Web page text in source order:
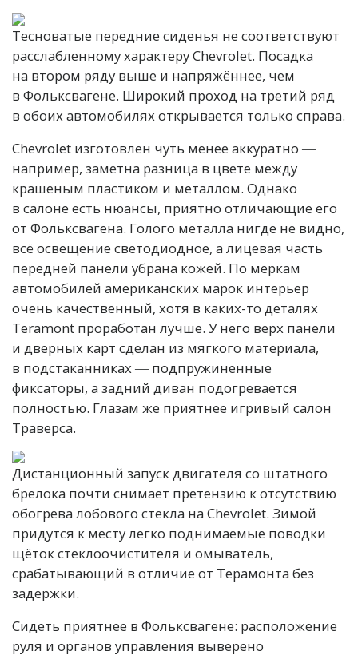
Тесноватые передние сиденья не соответствуют
расслабленному характеру Chevrolet. Посадка
на втором ряду выше и напряжённее, чем
в Фольксвагене. Широкий проход на третий ряд
в обоих автомобилях открывается только справа.
Chevrolet изготовлен чуть менее аккуратно ―
например, заметна разница в цвете между
крашеным пластиком и металлом. Однако
в салоне есть нюансы, приятно отличающие его
от Фольксвагена. Голого металла нигде не видно,
всё освещение светодиодное, а лицевая часть
передней панели убрана кожей. По меркам
автомобилей американских марок интерьер
очень качественный, хотя в каких-то деталях
Teramont проработан лучше. У него верх панели
и дверных карт сделан из мягкого материала,
в подстаканниках ― подпружиненные
фиксаторы, а задний диван подогревается
полностью. Глазам же приятнее игривый салон
Траверса.
Дистанционный запуск двигателя со штатного
брелока почти снимает претензию к отсутствию
обогрева лобового стекла на Chevrolet. Зимой
придутся к месту легко поднимаемые поводки
щёток стеклоочистителя и омыватель,
срабатывающий в отличие от Терамонта без
задержки.
Сидеть приятнее в Фольксвагене: расположение
руля и органов управления выверено